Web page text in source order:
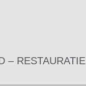
– RESTAURATIE